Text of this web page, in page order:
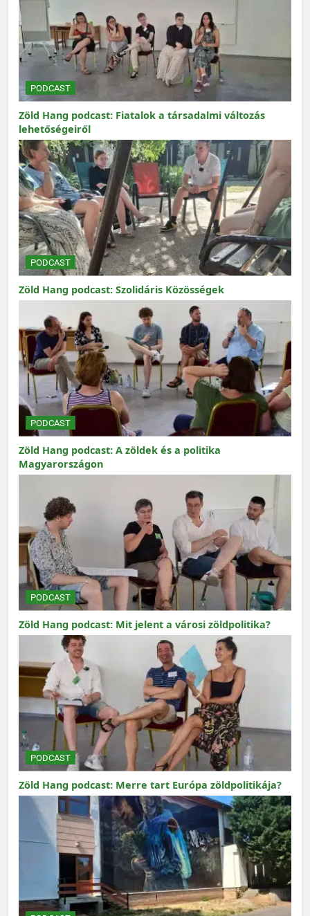
PODCAST
Zöld Hang podcast: Fiatalok a társadalmi változás
lehetőségeiről
PODCAST
Zöld Hang podcast: Szolidáris Közösségek
PODCAST
Zöld Hang podcast: A zöldek és a politika
Magyarországon
PODCAST
Zöld Hang podcast: Mit jelent a városi zöldpolitika?
PODCAST
Zöld Hang podcast: Merre tart Európa zöldpolitikája?